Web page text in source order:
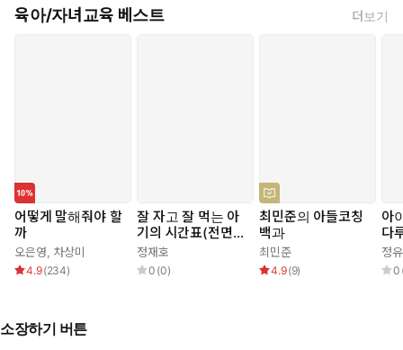
육아/자녀교육 베스트 더보기
어떻게 말해줘야 할
까
오은영, 차상미
4.9(234)
잘 자고 잘 먹는 아
기의 시간표(전면개
정판)
정재호
0 (0)
최민준의 아들코칭
백과
최민준
4.9(9)
아
다
당
는
정유
0
소장하기 버튼